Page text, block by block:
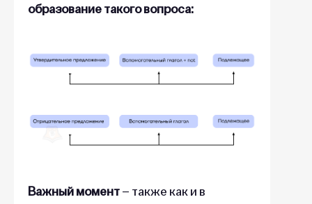
образование такого вопроса:
Важный момент– также как и в